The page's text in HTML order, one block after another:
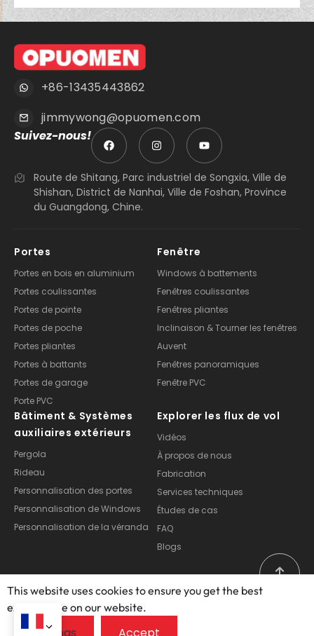
+86-13435443862
jimmywong@opuomen.com
Suivez-nous!
Route de Shitang, Parc industriel de Songxia, Ville de
Shishan, District de Nanhai, Ville de Foshan, Province
du Guangdong, Chine.
Portes
Portes en bois en aluminium
Portes coulissantes
Portes de pointe
Portes de poche
Portes pliantes
Portes à battants
Portes de garage
Porte PVC
Fenêtre
Windows à battements
Fenêtres coulissantes
Fenêtres pliantes
Inclinaison & Tourner les fenêtres
Auvent
Fenêtres panoramiques
Fenêtre PVC
Bâtiment & Systèmes
auxiliaires extérieurs
Pergola
Rideau
Personnalisation des portes
Personnalisation de Windows
Personnalisation de la véranda
Explorer les flux de vol
Vidéos
À propos de nous
Fabrication
Services techniques
Études de cas
FAQ
Blogs
Copyright © 2025 – 2026, Foshan Opuomen Doors and
This website uses cookies to ensure you get the best
exprerience on our website.